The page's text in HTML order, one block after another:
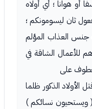
أو هوانا ؛ أي أولاه
ثان ليسومونكم ؛
جنس العذاب المؤلم
للأعمال الشاقة في
على
الأولاد الذكور ظلما
:( ويستحيون نسائكم )